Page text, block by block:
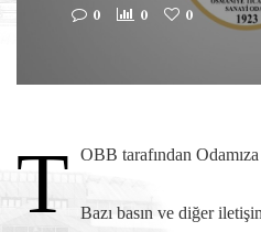
0 0 0
T OBB tarafından
Bazı basın ve diğer